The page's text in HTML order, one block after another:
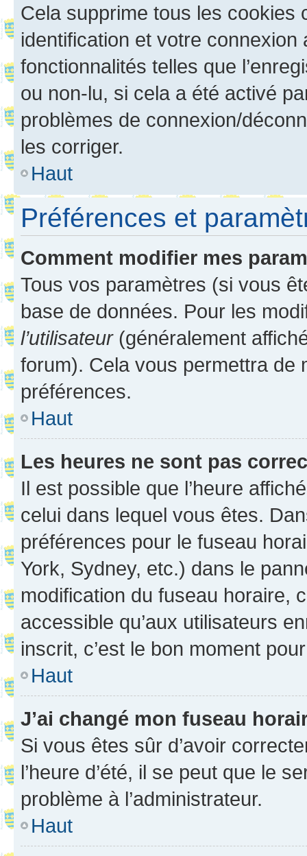
Cela supprime tous les cookies
identification et votre
fonctionnalités telles que
ou non-lu, si cela a été activé
problèmes de connexion/
les corriger.
Haut
Préférences et
Comment modifier mes
Tous vos paramètres (si vous
base de données. Pour les
l’utilisateur(généralement
forum). Cela vous permettra de
préférences.
Haut
Les heures ne sont pas
Il est possible que l’heure
celui dans lequel vous êtes.
préférences pour le fuseau
York, Sydney, etc.) dans le
modification du fuseau horaire,
accessible qu’aux utilisateurs
inscrit, c’est le bon moment
Haut
J’ai changé mon fuseau
Si vous êtes sûr d’avoir
l’heure d’été, il se peut que le
problème à l’administrateur.
Haut